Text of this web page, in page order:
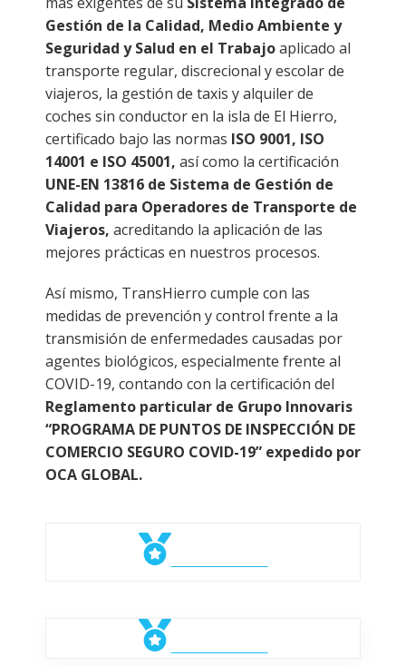
Gestión de la Calidad, Medio Ambiente y
Seguridad y Salud en el Trabajoaplicado al
transporte regular, discrecional y escolar de
viajeros, la gestión de taxis y alquiler de
coches sin conductor en la isla de El Hierro,
certificado bajo las normas ISO 9001, ISO
14001 e ISO 45001, así como la certificación
UNE-EN 13816 de Sistema de Gestión de
Calidad para Operadores de Transporte de
Viajeros, acreditando la aplicación de las
mejores prácticas en nuestros procesos.
Así mismo, TransHierro cumple con las
medidas de prevención y control frente a la
transmisión de enfermedades causadas por
agentes biológicos, especialmente frente al
COVID-19, contando con la certificación del
Reglamento particular de Grupo Innovaris
“PROGRAMA DE PUNTOS DE INSPECCIÓN DE
COMERCIO SEGURO COVID-19” expedido por
OCA GLOBAL.